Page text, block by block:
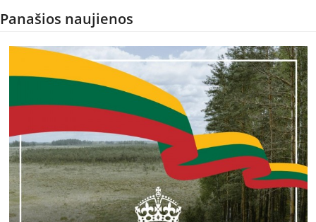
Panašios naujienos